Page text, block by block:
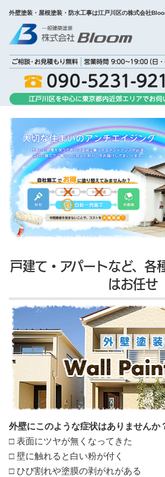
外壁塗装・屋根塗装・防水工事は江戸川区の株式会社
戸建て・アパートなど、各
はお任せ
外壁にこのような症状はありませんか
□ 表面にツヤが無くなってきた
□ 壁に触れると白い粉が付く
□ ひび割れや塗膜の剥がれがある